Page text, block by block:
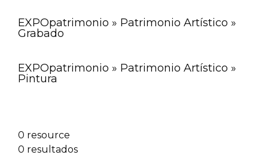
EXPOpatrimonio » Patrimonio Artístico »
Grabado
EXPOpatrimonio » Patrimonio Artístico »
Pintura
0 resource
0 resultados